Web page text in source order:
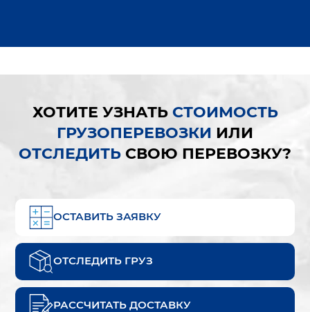
ХОТИТЕ УЗНАТЬ СТОИМОСТЬ
ГРУЗОПЕРЕВОЗКИ ИЛИ
ОТСЛЕДИТЬ СВОЮ ПЕРЕВОЗКУ?
ОСТАВИТЬ ЗАЯВКУ
ОТСЛЕДИТЬ ГРУЗ
РАССЧИТАТЬ ДОСТАВКУ